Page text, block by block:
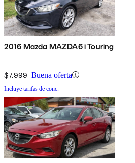
2016 Mazda MAZDA6 i Touring
$7,999 Buena oferta
Incluye tarifas de conc.